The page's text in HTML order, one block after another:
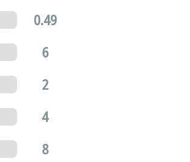
0.49
6
2
4
8